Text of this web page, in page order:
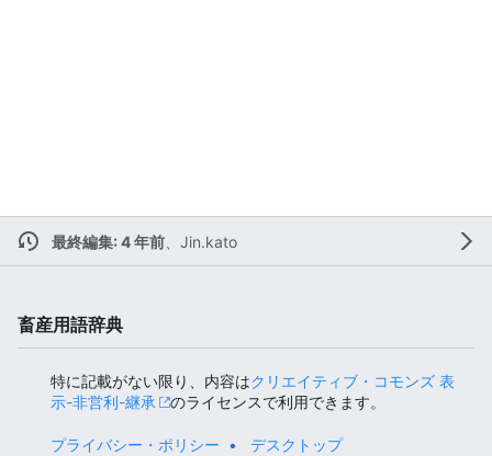
最終編集: 4 年前、 Jin.kato
畜産用語辞典
特に記載がない限り、内容はクリエイティブ・コモンズ 表
示-非営利-継承
のライセンスで利用できます。
プライバシー・ポリシー デスクトップ